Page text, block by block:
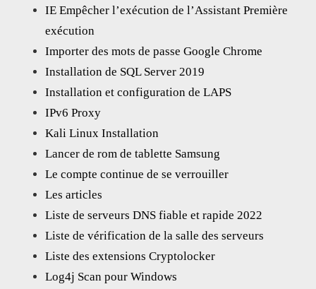
IE Empêcher l’exécution de l’Assistant Première
exécution
Importer des mots de passe Google Chrome
Installation de SQL Server 2019
Installation et configuration de LAPS
IPv6 Proxy
Kali Linux Installation
Lancer de rom de tablette Samsung
Le compte continue de se verrouiller
Les articles
Liste de serveurs DNS fiable et rapide 2022
Liste de vérification de la salle des serveurs
Liste des extensions Cryptolocker
Log4j Scan pour Windows